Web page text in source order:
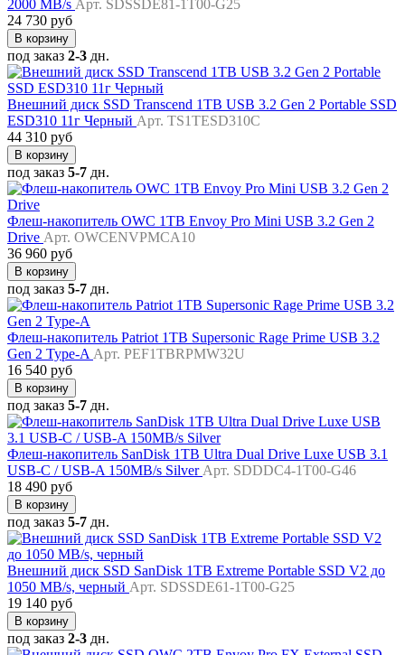
2000 MB/s Арт. SDSSDE81-1T00-G25
24 730 руб
В корзину
под заказ 2-3 дн.
Внешний диск SSD Transcend 1TB USB 3.2 Gen 2 Portable SSD
ESD310 11г Черный Арт. TS1TESD310C
44 310 руб
В корзину
под заказ 5-7 дн.
Флеш-накопитель OWC 1TB Envoy Pro Mini USB 3.2 Gen 2
Drive Арт. OWCENVPMCA10
36 960 руб
В корзину
под заказ 5-7 дн.
Флеш-накопитель Patriot 1TB Supersonic Rage Prime USB 3.2
Gen 2 Type-AАрт. PEF1TBRPMW32U
16 540 руб
В корзину
под заказ 5-7 дн.
Флеш-накопитель SanDisk 1TB Ultra Dual Drive Luxe USB 3.1
USB-C / USB-A 150MB/s SilverАрт. SDDDC4-1T00-G46
18 490 руб
В корзину
под заказ 5-7 дн.
Внешний диск SSD SanDisk 1TB Extreme Portable SSD V2 до
1050 MB/s, черный Арт. SDSSDE61-1T00-G25
19 140 руб
В корзину
под заказ 2-3 дн.